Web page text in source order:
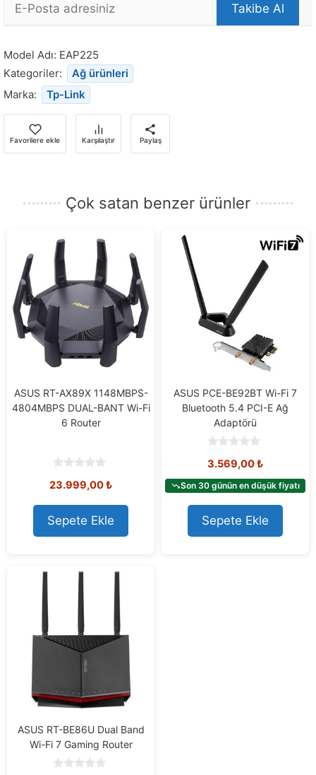
posta
Takibe Al
ürün
stoğa
döndüğünde
bildirim
almak
için
e-
Model Adı: EAP225
Kategoriler:
Ağ ürünleri
Marka:
Tp-Link
Favorilere ekle Karşılaştır Paylaş
Çok satan benzer ürünler
ASUS RT-AX89X 1148MBPS-
4804MBPS DUAL-BANT Wi-Fi
6 Router
o
t
o
f
5
23.999,00₺
Sepete Ekle
ASUS PCE-BE92BT Wi-Fi 7
Bluetooth 5.4 PCI-E Ağ
Adaptörü
o
t
o
f
5
3.569,00₺
Son 30 günün en düşük fiyatı
Sepete Ekle
ASUS RT-BE86U Dual Band
Wi-Fi 7 Gaming Router